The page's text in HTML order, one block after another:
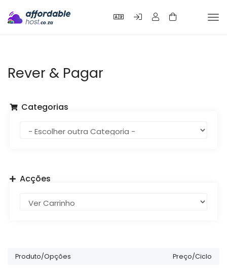
Rever & Pagar
Categorias
Acções
Produto/Opções Preço/Ciclo